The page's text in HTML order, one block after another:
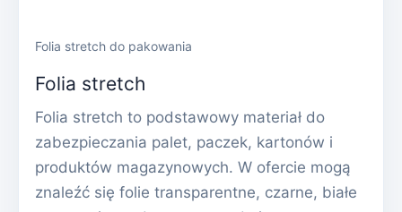
Folia stretch do pakowania
Folia stretch
Folia stretch to podstawowy materiał do
zabezpieczania palet, paczek, kartonów i
produktów magazynowych. W ofercie mogą
znaleźć się folie transparentne, czarne, białe